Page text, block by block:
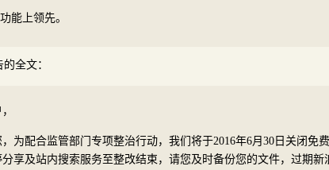
能上领先。
全文：
为配合监管部门专项整治行动，我们将于2016年6月30日关闭免
享及站内搜索服务至整改结束，请您及时备份您的文件，过期新